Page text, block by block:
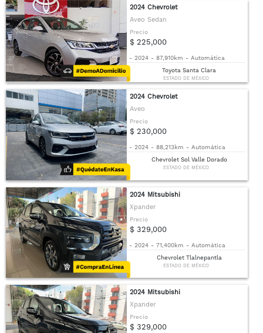
2024 Chevrolet
Aveo Sedan
Precio
$ 225,000
- 2024 - 87,910km - Automática
Toyota Santa Clara
ESTADO DE MÉXICO
2024 Chevrolet
Aveo
Precio
$ 230,000
- 2024 - 88,213km - Automática
Chevrolet Sol Valle Dorado
ESTADO DE MÉXICO
2024 Mitsubishi
Xpander
Precio
$ 329,000
- 2024 - 71,400km - Automática
Chevrolet Tlalnepantla
ESTADO DE MÉXICO
2024 Mitsubishi
Xpander
Precio
$ 329,000